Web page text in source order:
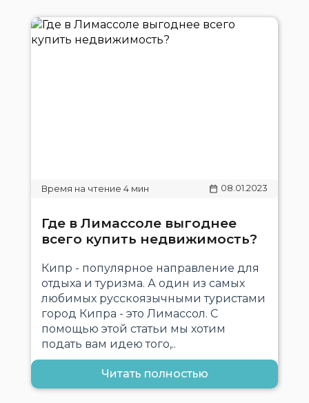
08.01.2023
Где в Лимассоле выгоднее
всего купить недвижимость?
Кипр - популярное направление для
отдыха и туризма. А один из самых
любимых русскоязычными туристами
город Кипра - это Лимассол. С
помощью этой статьи мы хотим
подать вам идею того,..
Читать полностью